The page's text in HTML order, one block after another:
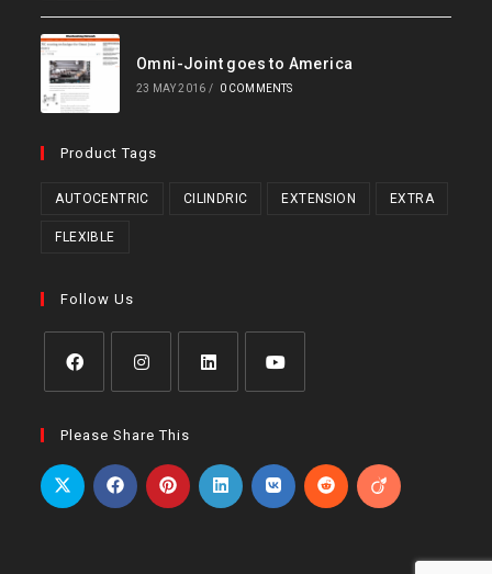
Omni-Joint goes to America
23 MAY 2016 / 0 COMMENTS
Product Tags
AUTOCENTRIC CILINDRIC EXTENSION EXTRA
FLEXIBLE
Follow Us
in
new
tab
in
new
tab
in
new
new
tab
Please Share This